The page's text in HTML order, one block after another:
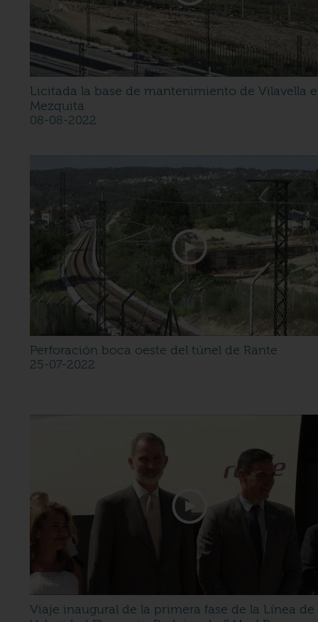
Licitada la base de mantenimiento de Vilavella
Mezquita
08-08-2022
Perforación boca oeste del túnel de Rante
25-07-2022
Viaje inaugural de la primera fase de la Línea de